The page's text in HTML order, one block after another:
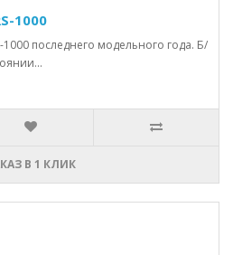
1000
1000 последнего модельного года. Б/
В 1 КЛИК